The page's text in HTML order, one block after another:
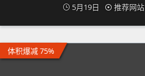
5月19日 推荐网站
体积爆减 75%